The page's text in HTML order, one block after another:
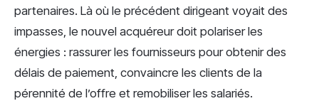
partenaires. Là où le précédent dirigeant voyait des
impasses, le nouvel acquéreur doit polariser les
énergies : rassurer les fournisseurs pour obtenir des
délais de paiement, convaincre les clients de la
pérennité de l’offre et remobiliser les salariés.